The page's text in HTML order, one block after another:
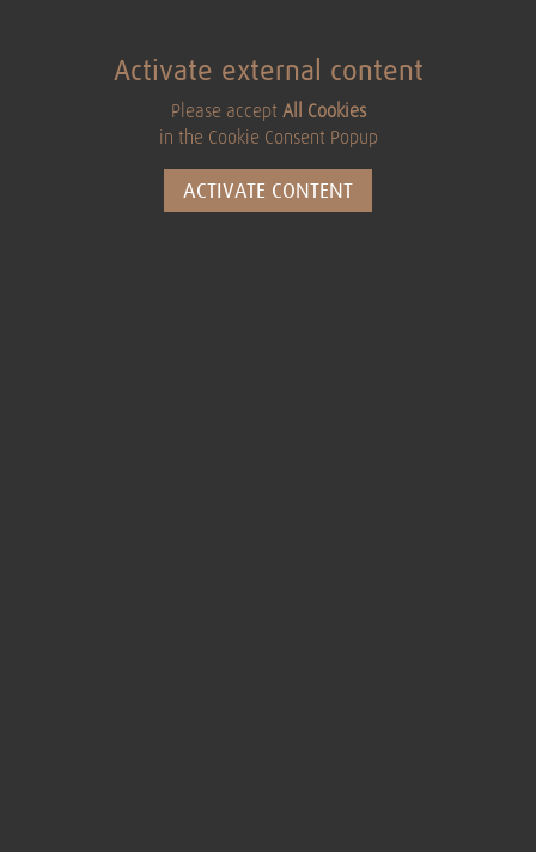
Activate external content
Please accept All Cookies
in the Cookie Consent Popup
ACTIVATE CONTENT